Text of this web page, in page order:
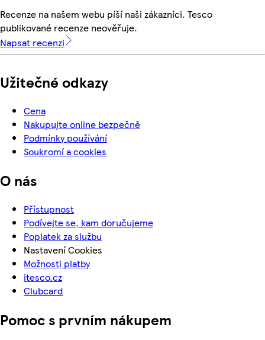
Recenze na našem webu píší naši zákazníci. Tesco
publikované recenze neověřuje.
Napsat recenzi
Užitečné odkazy
Cena
Nakupujte online bezpečně
Podmínky používání
Soukromí a cookies
O nás
Přístupnost
Podívejte se, kam doručujeme
Poplatek za službu
Nastavení Cookies
Možnosti platby
itesco.cz
Clubcard
Pomoc s prvním nákupem